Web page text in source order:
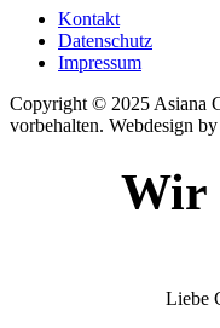
Kontakt
Datenschutz
Impressum
Copyright © 2025 Asiana
vorbehalten. Webdesign
Wir
Liebe